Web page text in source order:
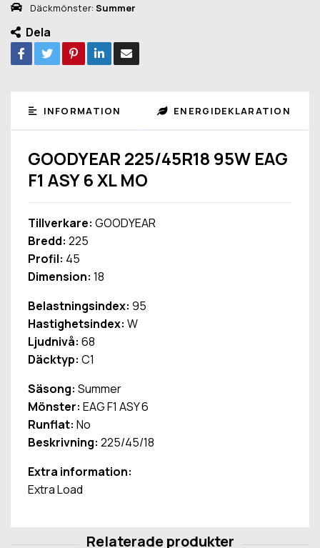
Däckmönster: Summer
Dela
INFORMATION ENERGIDEKLARATION
GOODYEAR 225/45R18 95W EAG
F1 ASY 6 XL MO
Tillverkare: GOODYEAR
Bredd: 225
Profil: 45
Dimension: 18
Belastningsindex: 95
Hastighetsindex: W
Ljudnivå: 68
Däcktyp: C1
Säsong: Summer
Mönster: EAG F1 ASY 6
Runflat: No
Beskrivning: 225/45/18
Extra information:
Extra Load